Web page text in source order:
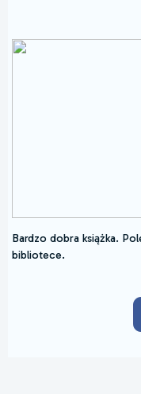
Bardzo dobra książka.
bibliotece.